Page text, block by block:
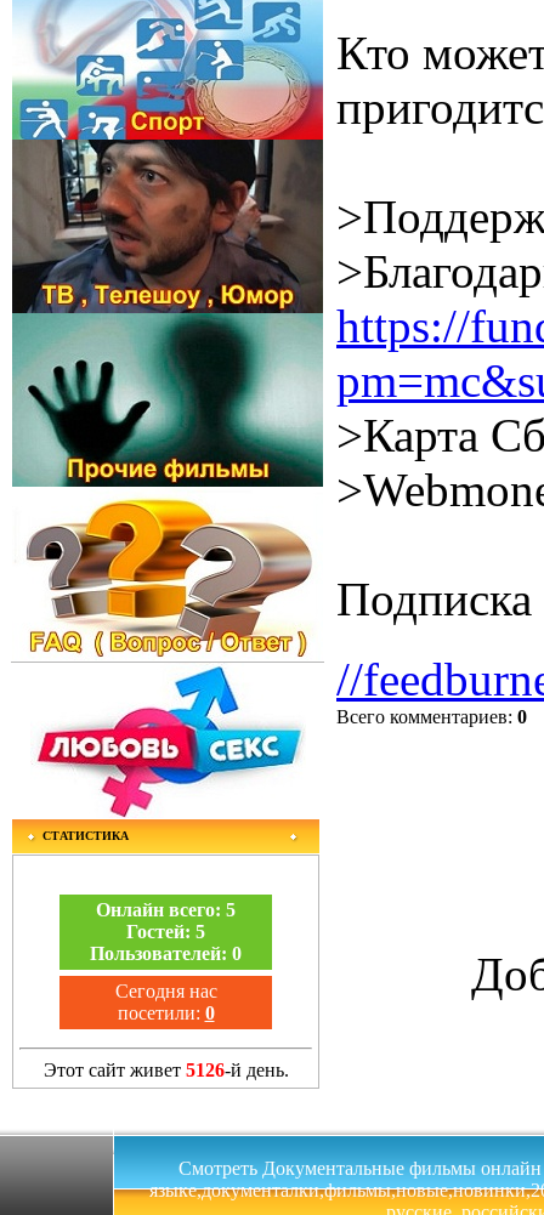
СТАТИСТИКА
Онлайн всего: 5
Гостей: 5
Пользователей: 0
Сегодня нас
посетили: 0
Этот сайт живет 5126-й день.
Кто
https://
>Карта
Подписка
//
Всего комментариев: 0
Смотреть Документальные фильмы онлайн